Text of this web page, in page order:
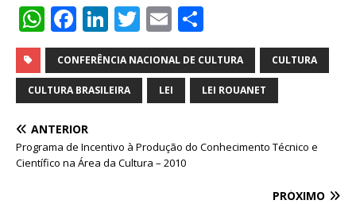
W
h
at
s
A
p
p
F
a
c
e
b
o
o
Li
n
k
e
n
T
w
it
te
E
m
ai
l
h
ar
e
CONFERÊNCIA NACIONAL DE CULTURA CULTURA
CULTURA BRASILEIRA LEI LEI ROUANET
ANTERIOR
Programa de Incentivo à Produção do Conhecimento Técnico e
Científico na Área da Cultura – 2010
PRÓXIMO